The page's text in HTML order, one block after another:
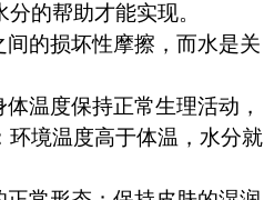
的帮助才能实现。
的损坏性摩擦，而水是关
温度保持正常生理活动，
环境温度高于体温，水分就